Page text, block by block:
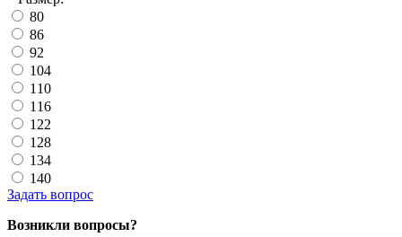
80
86
92
104
110
116
122
128
134
140
Задать вопрос
Возникли вопросы?